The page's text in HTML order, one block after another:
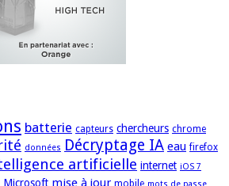
batterie capteurs chercheurs chrome
données Décryptage IA eau firefox
artificielle internet iOS 7
Microsoft mise à jour mobile mots de passe